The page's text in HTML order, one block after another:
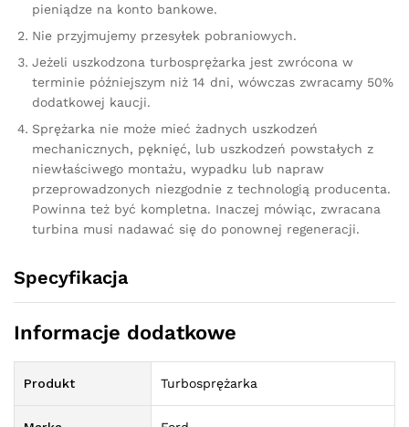
pieniądze na konto bankowe.
Nie przyjmujemy przesyłek pobraniowych.
Jeżeli uszkodzona turbosprężarka jest zwrócona w
terminie późniejszym niż 14 dni, wówczas zwracamy 50%
dodatkowej kaucji.
Sprężarka nie może mieć żadnych uszkodzeń
mechanicznych, pęknięć, lub uszkodzeń powstałych z
niewłaściwego montażu, wypadku lub napraw
przeprowadzonych niezgodnie z technologią producenta.
Powinna też być kompletna. Inaczej mówiąc, zwracana
turbina musi nadawać się do ponownej regeneracji.
Specyfikacja
Informacje dodatkowe
Produkt Turbosprężarka